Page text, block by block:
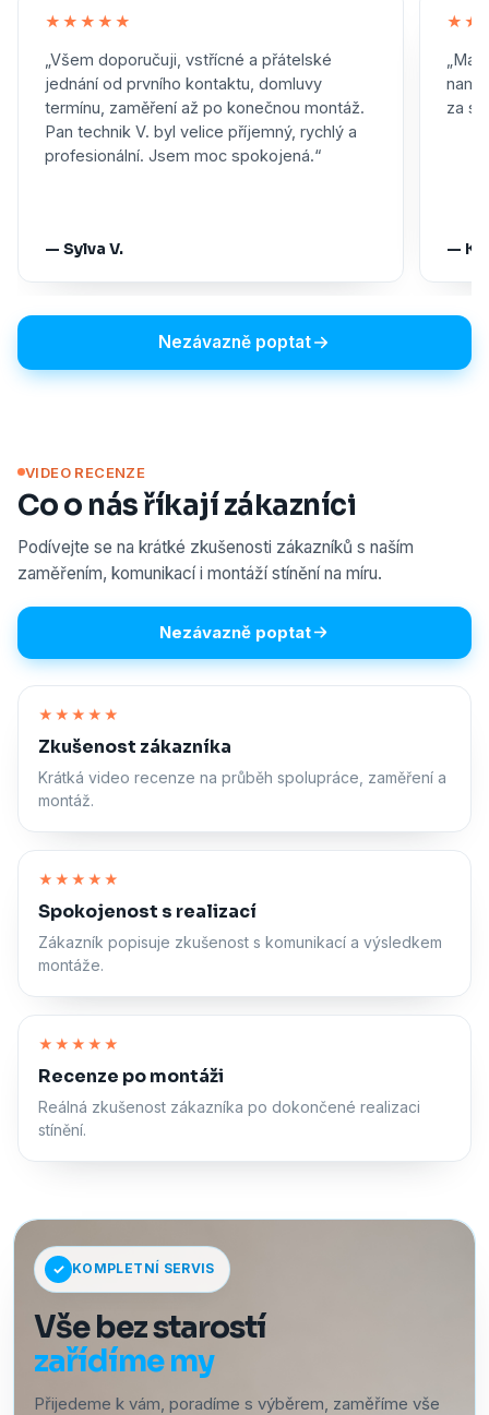
★★★★★
„Všem doporučuji, vstřícné a přátelské
jednání od prvního kontaktu, domluvy
termínu, zaměření až po konečnou montáž.
Pan technik V. byl velice příjemný, rychlý a
profesionální. Jsem moc spokojená.“
— Sylva V.
za
—
Nezávazně poptat
VIDEO RECENZE
Co o nás říkají zákazníci
Podívejte se na krátké zkušenosti zákazníků s naším
zaměřením, komunikací i montáží stínění na míru.
Nezávazně poptat
★★★★★
Zkušenost zákazníka
Krátká video recenze na průběh spolupráce, zaměření a
montáž.
★★★★★
Spokojenost s realizací
Zákazník popisuje zkušenost s komunikací a výsledkem
montáže.
★★★★★
Recenze po montáži
Reálná zkušenost zákazníka po dokončené realizaci
stínění.
KOMPLETNÍ SERVIS
Vše bez starostí
zařídíme my
Přijedeme k vám, poradíme s výběrem, zaměříme vše